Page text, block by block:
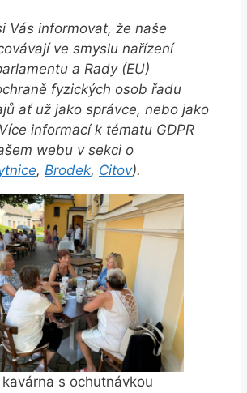
Vás informovat, že naše
ve smyslu nařízení
a Rady (EU)
fyzických osob řadu
ať už jako správce, nebo jako
informací k tématu GDPR
webu v sekci o
, Brodek, Citov).
s ochutnávkou